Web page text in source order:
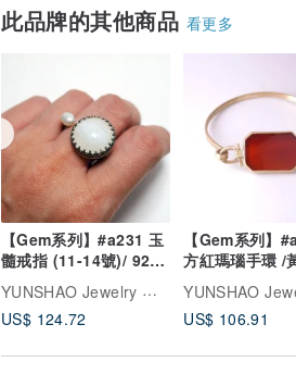
此品牌的其他商品 看更多
【Gem系列】#a231 玉
髓戒指 (11-14號)/ 925
YUNSHAO Jewelry 老歪金工創作室
US$ 124.72
【Gem系列】
方紅瑪瑙手環 /
US$ 106.91